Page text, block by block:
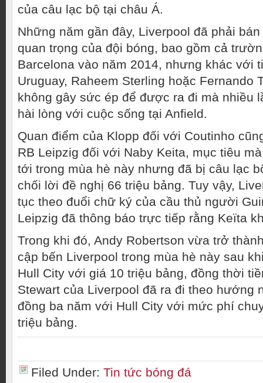
của câu lạc bộ tại châu Á.
Những năm gần đây, Liverpool đã phải
quan trọng của đội bóng, bao gồm cả
Barcelona vào năm 2014, nhưng khác với
Uruguay, Raheem Sterling hoặc Fernando
không gây sức ép để được ra đi mà nhiều
hài lòng với cuộc sống tại Anfield.
Quan điểm của Klopp đối với Coutinho
RB Leipzig đối với Naby Keita, mục tiêu
tới trong mùa hè này nhưng đã bị câu lạc
chối lời đề nghị 66 triệu bảng. Tuy vậy,
tục theo đuổi chữ ký của cầu thủ người
Leipzig đã thông báo trực tiếp rằng Keïta
Trong khi đó, Andy Robertson vừa trở
cập bến Liverpool trong mùa hè này sau
Hull City với giá 10 triệu bảng, đồng thời
Stewart của Liverpool đã ra đi theo hướng
đồng ba năm với Hull City với mức phí
triệu bảng.
Filed Under: Tin tức bóng đá